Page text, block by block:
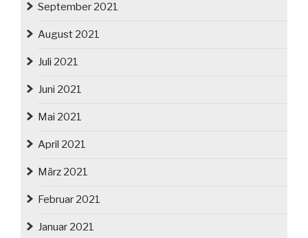
September 2021
August 2021
Juli 2021
Juni 2021
Mai 2021
April 2021
März 2021
Februar 2021
Januar 2021